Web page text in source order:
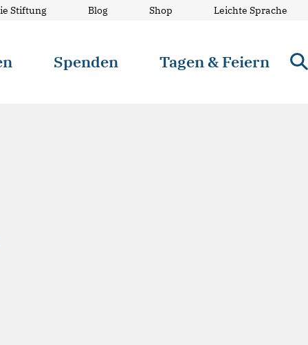
Stiftung Blog Shop Leichte Sprache
Spenden Tagen & Feiern